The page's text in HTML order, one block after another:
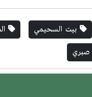
بيت السحيمي
صبري